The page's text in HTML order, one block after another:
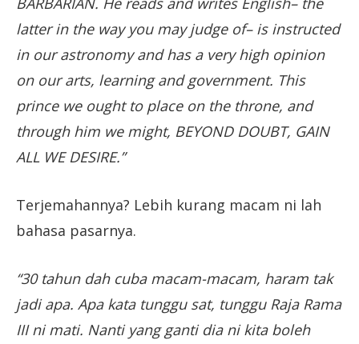
latter in the way you may judge of– is instructed
in our astronomy and has a very high opinion
on our arts, learning and government. This
prince we ought to place on the throne, and
through him we might, BEYOND DOUBT, GAIN
ALL WE DESIRE.”
Terjemahannya? Lebih kurang macam ni lah
bahasa pasarnya.
“30 tahun dah cuba macam-macam, haram tak
jadi apa. Apa kata tunggu sat, tunggu Raja Rama
III ni mati. Nanti yang ganti dia ni kita boleh